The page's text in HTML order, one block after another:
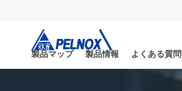
製品マップ
製品情報 よくある質問